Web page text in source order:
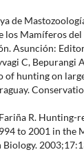
de
los Mamíferos del
Asunción:
C, Bepurangi
of hunting on
R. Hunting-
to 2001 in the
Biology.